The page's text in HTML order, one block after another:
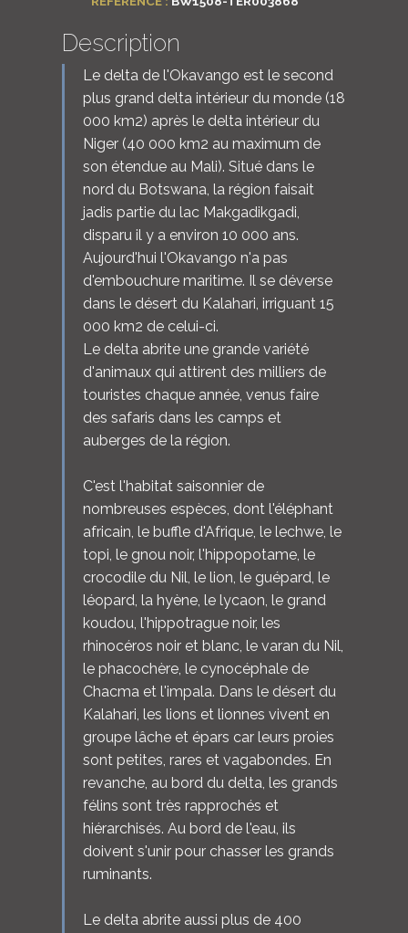
Description
Le delta de l'Okavango est le second
plus grand delta intérieur du monde (18
000 km2) après le delta intérieur du
Niger (40 000 km2 au maximum de
son étendue au Mali). Situé dans le
nord du Botswana, la région faisait
jadis partie du lac Makgadikgadi,
disparu il y a environ 10 000 ans.
Aujourd'hui l'Okavango n'a pas
d'embouchure maritime. Il se déverse
dans le désert du Kalahari, irriguant 15
000 km2 de celui-ci.
Le delta abrite une grande variété
d'animaux qui attirent des milliers de
touristes chaque année, venus faire
des safaris dans les camps et
auberges de la région.
C'est l'habitat saisonnier de
nombreuses espèces, dont l'éléphant
africain, le buffle d'Afrique, le lechwe, le
topi, le gnou noir, l'hippopotame, le
crocodile du Nil, le lion, le guépard, le
léopard, la hyène, le lycaon, le grand
koudou, l'hippotrague noir, les
rhinocéros noir et blanc, le varan du Nil,
le phacochère, le cynocéphale de
Chacma et l'impala. Dans le désert du
Kalahari, les lions et lionnes vivent en
groupe lâche et épars car leurs proies
sont petites, rares et vagabondes. En
revanche, au bord du delta, les grands
félins sont très rapprochés et
hiérarchisés. Au bord de l'eau, ils
doivent s'unir pour chasser les grands
ruminants.
Le delta abrite aussi plus de 400